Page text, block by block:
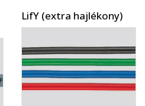
LifY (extra hajlékony)